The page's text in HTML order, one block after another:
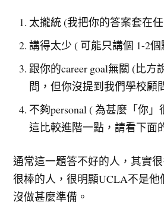
太攏統 (我把你的答案套在任
講得太少 ( 可能只講個 1-2
跟你的career goal無關 (比方
問，但你沒提到我們學校顧
不夠personal ( 為甚麼「你」
這比較進階一點，請看下面
通常這一題答不好的人，其實
很棒的人，很明顯UCLA不是
沒做甚麼準備。